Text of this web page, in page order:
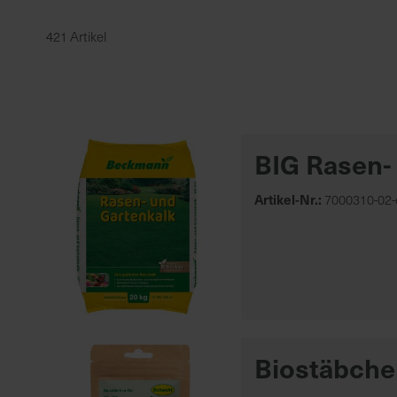
Düngemittel
Erde, Torf, Mulch
Geräte
Euflor
Mehr anzeigen
421 Artikel
BIG
Artikel-Nr.: 7000310-